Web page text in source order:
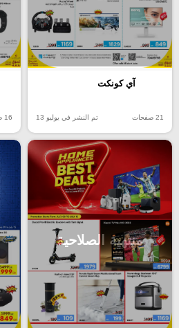
آي كونكت
21 صفحات تم النشر في يوليو 13 16 صفحات
منتهية الصلاحية